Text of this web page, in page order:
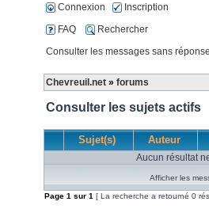
Connexion
Inscription
FAQ
Rechercher
Consulter les messages sans réponse
Chevreuil.net » forums
Consulter les sujets actifs
Sujet(s) Auteur
Aucun résultat
Afficher les
Page 1 sur 1 [ La recherche a retourné 0